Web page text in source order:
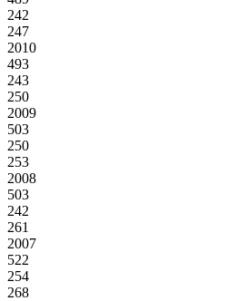
242
247
2010
493
243
250
2009
503
250
253
2008
503
242
261
2007
522
254
268